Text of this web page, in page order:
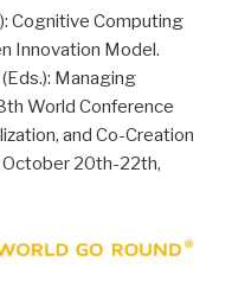
Cognitive Computing
Innovation Model.
(Eds.): Managing
World Conference
and Co-Creation
October 20th-22th,